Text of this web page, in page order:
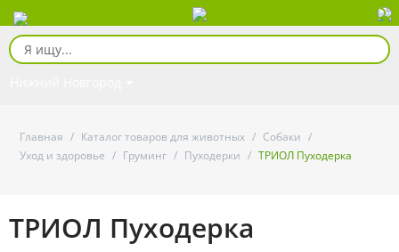
Главная / Каталог товаров для животных / Собаки /
Уход и здоровье / Груминг / Пуходерки / ТРИОЛ Пуходерка
ТРИОЛ Пуходерка